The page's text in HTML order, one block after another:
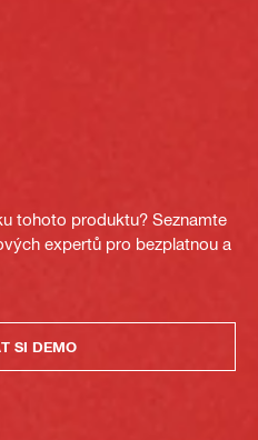
tohoto produktu? Seznamte
expertů pro bezplatnou a
SI DEMO